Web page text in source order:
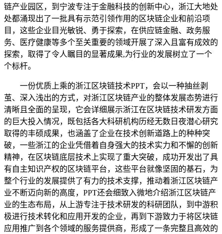
链产业园区，到宁波专注于金融科技的创新中心，浙江大地处
处都涌现出了一批具有示范引领作用的区块链企业和前沿项
目，这些企业目光敏锐、勇于探索，在供应链金融、政务服
务、医疗健康等多个至关重要的领域开展了深入且富有成效的
探索，取得了令人瞩目的显著成果,为行业的发展树立了一个
个标杆。
一份优质上乘的浙江区块链技术PPT，会以一种抽丝剥
茧、深入浅出的方式，对浙江区块链产业的整体发展态势进行
清晰且全面的呈现，它会详细展示浙江在区块链技术研发方面
的巨大投入情况，既包括各大科研机构历经无数日夜潜心研究
取得的丰硕成果，也涵盖了企业在技术创新道路上的种种突
破，一些浙江的企业凭借着自身强大的技术实力和不懈的创新
精神，在区块链底层技术上实现了重大突破，成功开发出了具
有自主知识产权的区块链平台，这些平台就像坚固的基石，为
整个行业的发展提供了有力的技术支撑，推动着浙江区块链产
业不断迈向新的高度，PPT还会细致入微地介绍浙江区块链产
业的生态布局，从上游专注于技术研发的科研团队，到中游积
极进行技术转化和应用开发的企业，再到下游致力于将区块链
应用推广到各个领域的服务提供商，形成了一条完整且高效的